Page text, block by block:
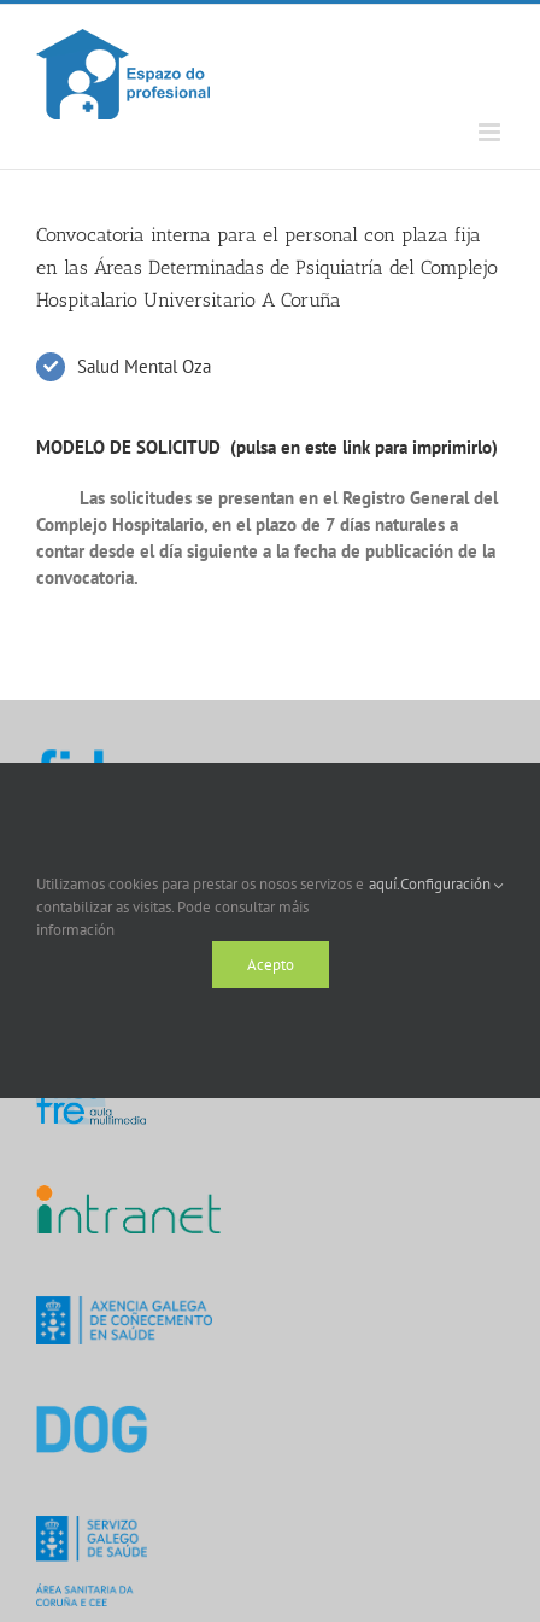
Skip
content
Convocatoria interna para el personal con plaza fija
en las Áreas Determinadas de Psiquiatría del Complejo
Hospitalario Universitario A Coruña
Salud Mental Oza
MODELO DE SOLICITUD (pulsa en este link para imprimirlo)
Las solicitudes se presentan en el Registro General del
Complejo Hospitalario, en el plazo de 7 días naturales a
contar desde el día siguiente a la fecha de publicación de la
convocatoria.
Utilizamos cookies para prestar os nosos servizos e
contabilizar as visitas. Pode consultar máis
información
aquí.Configuración
Acepto